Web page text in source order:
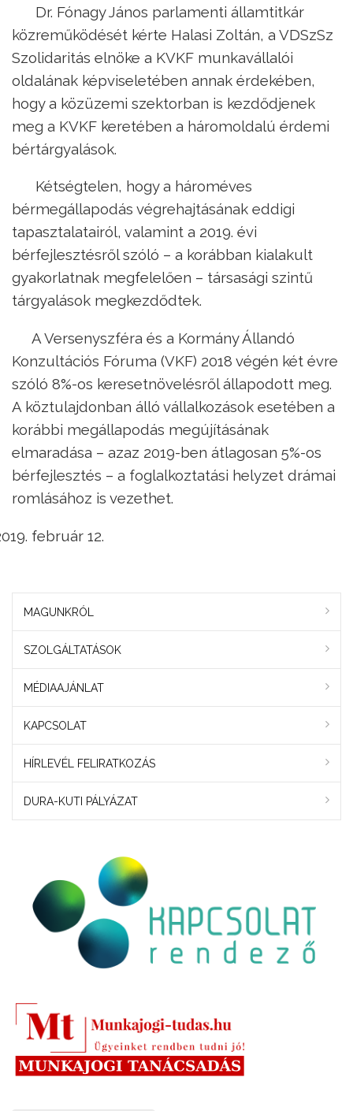
Dr. Fónagy János parlamenti államtitkár
közreműködését kérte Halasi Zoltán, a VDSzSz
Szolidaritás elnöke a KVKF munkavállalói
oldalának képviseletében annak érdekében,
hogy a közüzemi szektorban is kezdődjenek
meg a KVKF keretében a háromoldalú érdemi
bértárgyalások.
Kétségtelen, hogy a hároméves
bérmegállapodás végrehajtásának eddigi
tapasztalatairól, valamint a 2019. évi
bérfejlesztésről szóló – a korábban kialakult
gyakorlatnak megfelelően – társasági szintű
tárgyalások megkezdődtek.
A Versenyszféra és a Kormány Állandó
Konzultációs Fóruma (VKF) 2018 végén két évre
szóló 8%-os keresetnövelésről állapodott meg.
A köztulajdonban álló vállalkozások esetében a
korábbi megállapodás megújításának
elmaradása – azaz 2019-ben átlagosan 5%-os
bérfejlesztés – a foglalkoztatási helyzet drámai
romlásához is vezethet.
február 12.
MAGUNKRÓL
SZOLGÁLTATÁSOK
MÉDIAAJÁNLAT
KAPCSOLAT
HÍRLEVÉL FELIRATKOZÁS
DURA-KUTI PÁLYÁZAT